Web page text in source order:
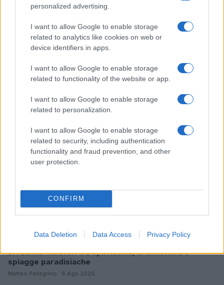
personalized advertising.
I want to allow Google to enable storage
related to analytics like cookies on web or
device identifiers in apps.
I want to allow Google to enable storage
related to functionality of the website or app.
I want to allow Google to enable storage
related to personalization.
I want to allow Google to enable storage
related to security, including authentication
functionality and fraud prevention, and other
user protection.
CONFIRM
Data Deletion Data Access Privacy Policy
Continua a leggere
LIFESTYLE
Sri Lanka: itinerari tra spiritualità, architettura e
spiagge paradisiache
Matteo Pellegrino · 8 Ago 2026